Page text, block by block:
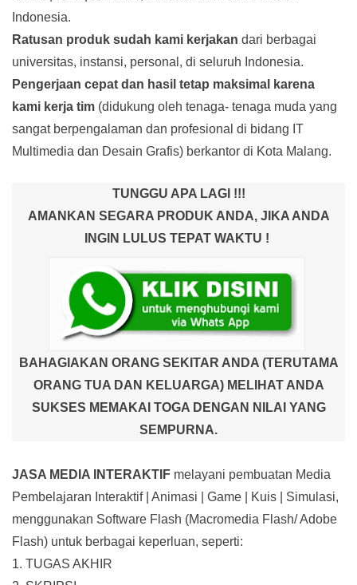
Indonesia.
Ratusan produk sudah kami kerjakan dari berbagai
universitas, instansi, personal, di seluruh Indonesia.
Pengerjaan cepat dan hasil tetap maksimal karena
kami kerja tim (didukung oleh tenaga- tenaga muda yang
sangat berpengalaman dan profesional di bidang IT
Multimedia dan Desain Grafis) berkantor di Kota Malang.
TUNGGU APA LAGI !!!
AMANKAN SEGARA PRODUK ANDA, JIKA ANDA
INGIN LULUS TEPAT WAKTU !
BAHAGIAKAN ORANG SEKITAR ANDA (TERUTAMA
ORANG TUA DAN KELUARGA) MELIHAT ANDA
SUKSES MEMAKAI TOGA DENGAN NILAI YANG
SEMPURNA.
JASA MEDIA INTERAKTIF melayani pembuatan Media
Pembelajaran Interaktif| Animasi | Game | Kuis | Simulasi,
menggunakan Software Flash (Macromedia Flash/ Adobe
Flash) untuk berbagai keperluan, seperti:
1. TUGAS AKHIR